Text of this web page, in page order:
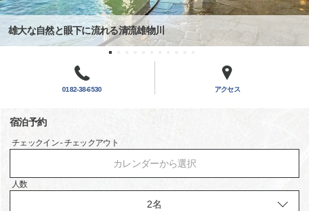
雄大な自然と眼下に流れる清流雄物川
0182-38-6530 アクセス
宿泊予約
チェックイン - チェックアウト
カレンダーから選択
人数